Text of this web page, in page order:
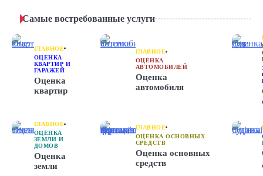
Самые востребованные услуги
ГЛАВНОЕ
ОЦЕНКА
КВАРТИР И
ГАРАЖЕЙ
Оценка
квартир
ГЛАВНОЕ
ОЦЕНКА
АВТОМОБИЛЕЙ
Оценка
автомобиля
ГЛАВНОЕ
ОЦЕНКА
ЗЕМЛИ И
ДОМОВ
Оценка
земли
ГЛАВНОЕ
ОЦЕНКА ОСНОВНЫХ
СРЕДСТВ
Оценка основных
средств